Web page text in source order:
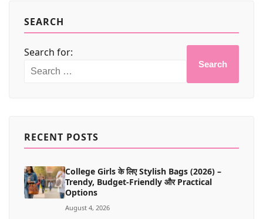
SEARCH
Search for:
Search
RECENT POSTS
College Girls के लिए Stylish Bags (2026) –
Trendy, Budget-Friendly और Practical
Options
August 4, 2026